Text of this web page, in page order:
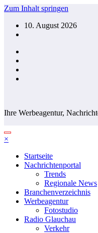
Zum Inhalt springen
10. August 2026
Ihre Werbeagentur,
×
Startseite
Nachrichtenportal
Trends
Regionale News
Branchenverzeichnis
Werbeagentur
Fotostudio
Radio Glauchau
Verkehr